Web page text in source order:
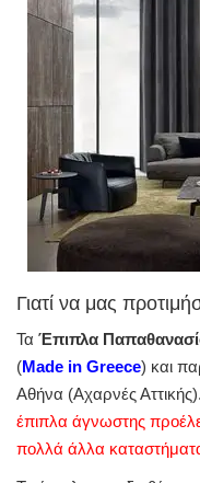
Γιατί να μας
Τα Έπιπλα
(Made in Greece) και
Αθήνα (Αχαρνές Αττικής).
έπιπλα άγνωστης
πολλά άλλα